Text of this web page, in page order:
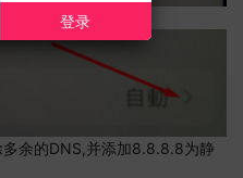
余的DNS,并添加8.8.8.8为静
登录